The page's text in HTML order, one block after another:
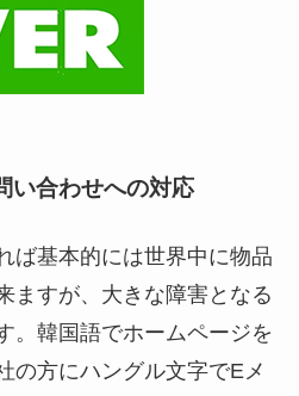
い合わせへの対応
ば基本的には世界中に物品
ますが、大きな障害となる
。韓国語でホームページを
の方にハングル文字でEメ